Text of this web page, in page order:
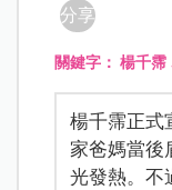
分享
關鍵字：楊千霈
楊千霈正式
家爸媽當後
光發熱。不